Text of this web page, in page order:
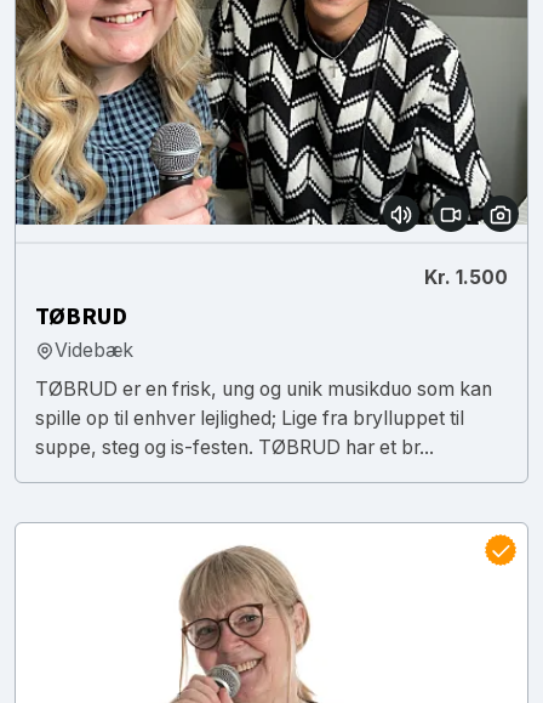
Kr. 1.500
TØBRUD
Videbæk
TØBRUD er en frisk, ung og unik musikduo som kan
spille op til enhver lejlighed; Lige fra brylluppet til
suppe, steg og is-festen. TØBRUD har et br...